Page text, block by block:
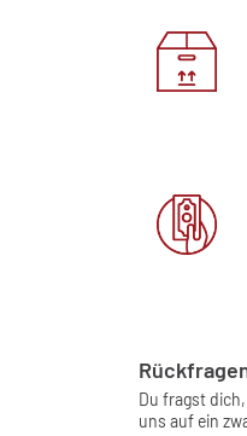
Du fragst
uns auf ein